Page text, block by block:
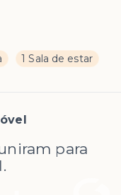
1 Sala de estar
para